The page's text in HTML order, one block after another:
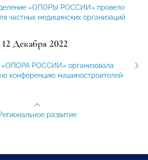
«ОПОРЫ РОССИИ» провело
частных медицинских организаций
12 Декабря 2022
«ОПОРА РОССИИ» организовала
конференцию машиностроителей
развитие